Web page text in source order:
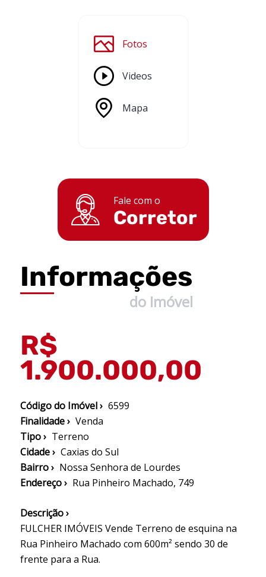
Fotos
Videos
Mapa
Fale com o
Corretor
Informações
do Imóvel
R$
1.900.000,00
Código do Imóvel › 6599
Finalidade › Venda
Tipo › Terreno
Cidade › Caxias do Sul
Bairro › Nossa Senhora de Lourdes
Endereço › Rua Pinheiro Machado, 749
Descrição ›
FULCHER IMÓVEIS Vende Terreno de esquina na
Rua Pinheiro Machado com 600m² sendo 30 de
frente para a Rua.